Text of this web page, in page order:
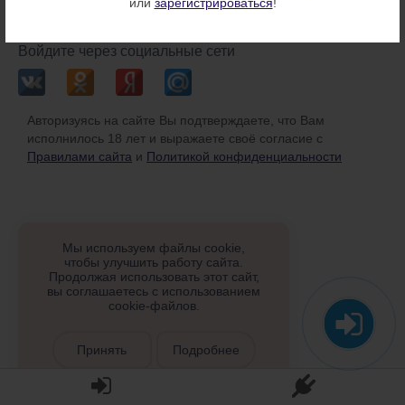
Войдите через социальные сети
Авторизуясь на сайте Вы подтверждаете, что Вам
исполнилось 18 лет и выражаете своё согласие с
Правилами сайта и Политикой конфиденциальности
Мы используем файлы cookie,
чтобы улучшить работу сайта.
Продолжая использовать этот сайт,
вы соглашаетесь с использованием
cookie-файлов.
Принять Подробнее